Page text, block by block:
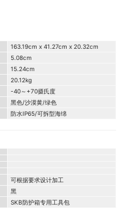
163.19cm x 41.27cm x 20.32cm
5.08cm
15.24cm
20.12kg
-40～+70摄氏度
黑色/沙漠黄/绿色
防水IP65/可拆型海绵
可根据要求设计加工
黑
SKB防护箱专用工具包